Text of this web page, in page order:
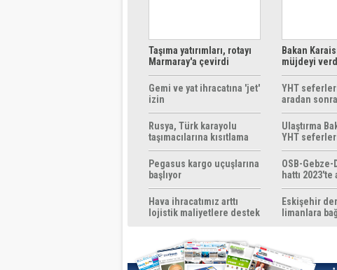
Taşıma yatırımları, rotayı
Marmaray'a çevirdi
Gemi ve yat ihracatına 'jet'
izin
Rusya, Türk karayolu
taşımacılarına kısıtlama
getirebilir
Pegasus kargo uçuşlarına
başlıyor
Hava ihracatımız arttı
lojistik maliyetlere destek
Bakan
müjdeyi
ücretsiz
YHT
aradan
Ulaştırma
YHT
başlıyor
OSB-Gebze-
hattı 2023'te
Eskişehir
limanlara